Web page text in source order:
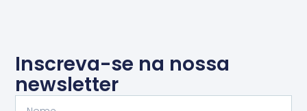
Inscreva-se na nossa
newsletter